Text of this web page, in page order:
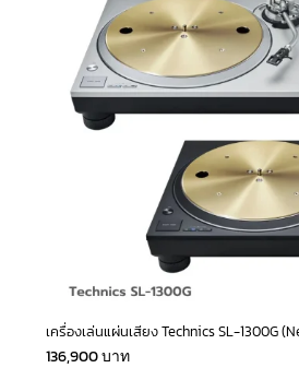
เครื่องเล่นแผ่นเสียง Technics SL-1300G
136,900บาท